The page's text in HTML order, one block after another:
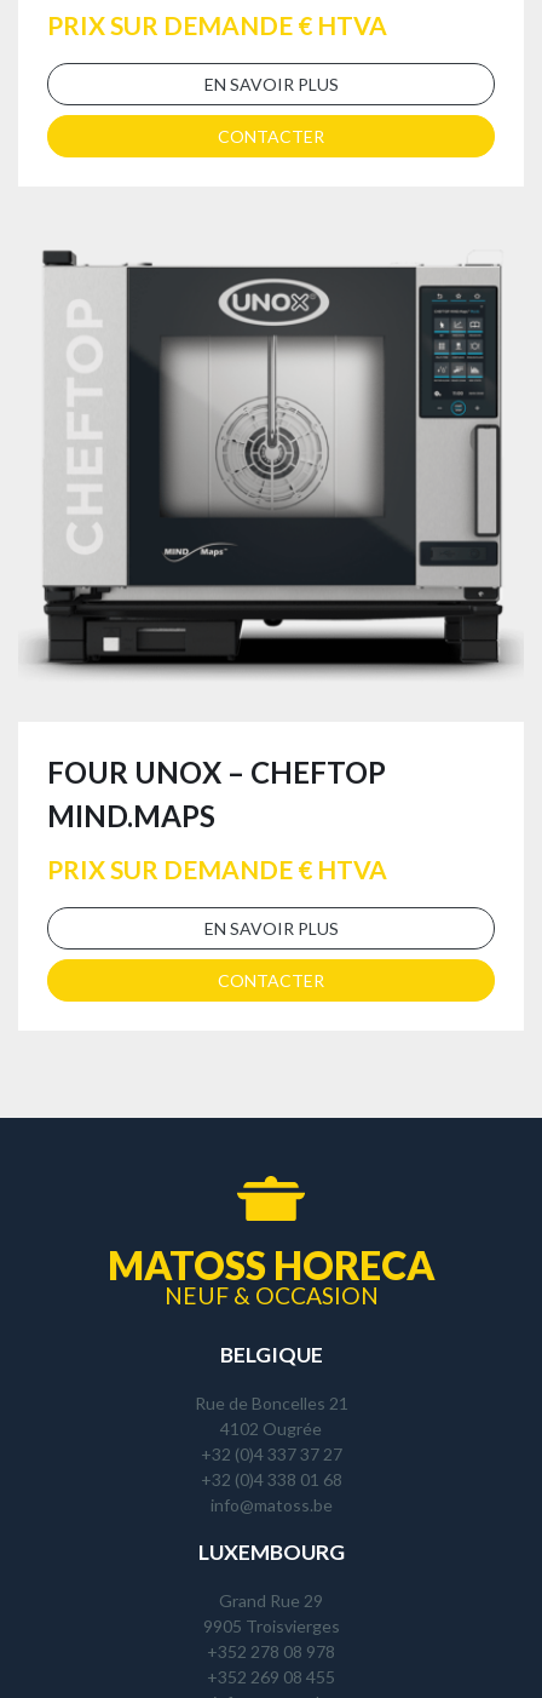
PRIX SUR DEMANDE € HTVA
EN SAVOIR PLUS
CONTACTER
FOUR UNOX – CHEFTOP
MIND.MAPS
PRIX SUR DEMANDE € HTVA
EN SAVOIR PLUS
CONTACTER
MATOSS HORECA
NEUF & OCCASION
BELGIQUE
Rue de Boncelles 21
4102 Ougrée
+32 (0)4 337 37 27
+32 (0)4 338 01 68
info@matoss.be
LUXEMBOURG
Grand Rue 29
9905 Troisvierges
+352 278 08 978
+352 269 08 455